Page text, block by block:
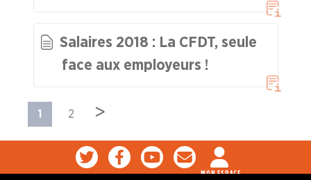
Salaires 2018 : La CFDT, seule
face aux employeurs !
1 2 >
MON ESPACE